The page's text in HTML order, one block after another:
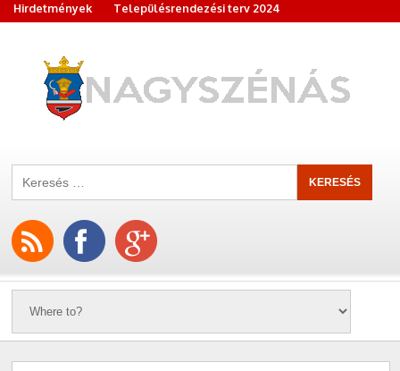
Hirdetmények
Településrendezési terv 2024